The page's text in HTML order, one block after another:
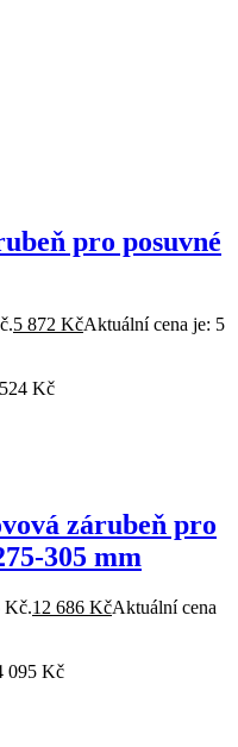
pro posuvné
5 872 KčAktuální cena je: 5
Kč
zárubeň pro
305 mm
Kč.12 686 KčAktuální cena
095 Kč